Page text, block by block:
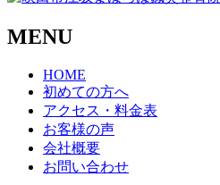
MENU
HOME
初めての方へ
アクセス・料金表
お客様の声
会社概要
お問い合わせ